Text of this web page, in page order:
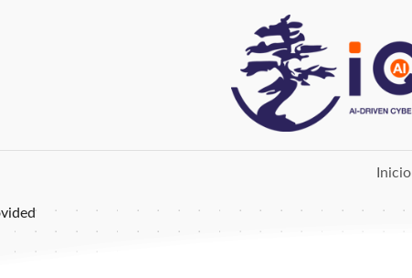
Inicio